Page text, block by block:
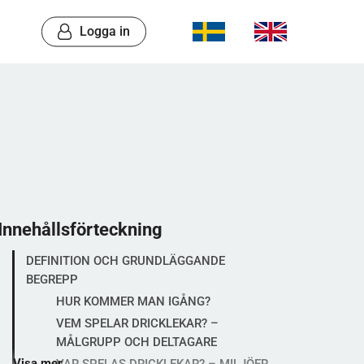
Logga in
DEFINITION OCH GRUNDLÄGGANDE
BEGREPP
HUR KOMMER MAN IGÅNG?
VEM SPELAR DRICKLEKAR? –
MÅLGRUPP OCH DELTAGARE